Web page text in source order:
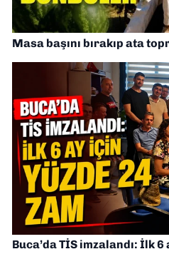
Masa başını bırakıp ata
Buca’da TİS imzalandı: İlk